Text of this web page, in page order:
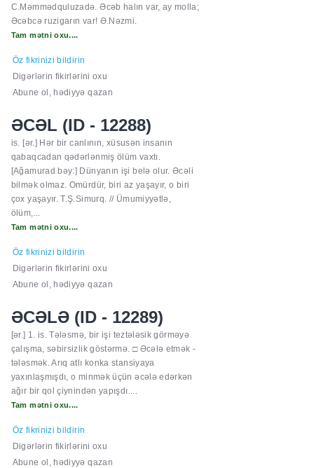
C.Məmmədquluzadə. Əcəb halın var, ay molla;
Əcəbcə ruzigarın var! Ə.Nəzmi.
Tam mətni oxu....
Öz fikrinizi bildirin
Digərlərin fikirlərini oxu
Abune ol, hədiyyə qazan
ƏCƏL (ID - 12288)
is. [ər.] Hər bir canlının, xüsusən insanın
qabaqcadan qədərlənmiş ölüm vaxtı.
[Ağamurad bəy:] Dünyanın işi belə olur. Əcəli
bilmək olmaz. Omürdür, biri az yaşayır, o biri
çox yaşayır. T.Ş.Simurq. // Ümumiyyətlə,
ölüm,...
Tam mətni oxu....
Öz fikrinizi bildirin
Digərlərin fikirlərini oxu
Abune ol, hədiyyə qazan
ƏCƏLƏ (ID - 12289)
[ər.] 1. is. Tələsmə, bir işi teztələsik görməyə
çalışma, səbirsizlik göstərmə. □ Əcələ etmək -
tələsmək. Arıq atlı konka stansiyaya
yaxınlaşmışdı, o minmək üçün əcələ edərkən
ağır bir qol çiynindən yapışdı....
Tam mətni oxu....
Öz fikrinizi bildirin
Digərlərin fikirlərini oxu
Abune ol, hədiyyə qazan